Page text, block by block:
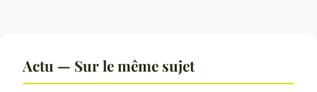
Actu — Sur le même sujet